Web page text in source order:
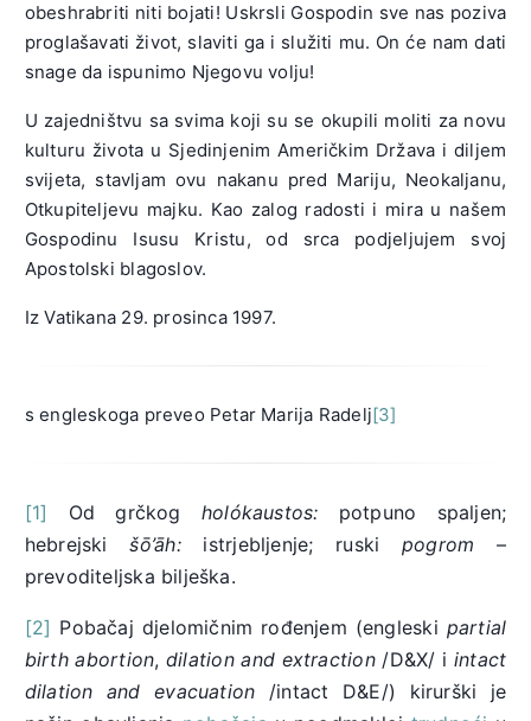
obeshrabriti niti bojati! Uskrsli Gospodin sve nas poziva
proglašavati život, slaviti ga i služiti mu. On će nam dati
snage da ispunimo Njegovu volju!
U zajedništvu sa svima koji su se okupili moliti za novu
kulturu života u Sjedinjenim Američkim Država i diljem
svijeta, stavljam ovu nakanu pred Mariju, Neokaljanu,
Otkupiteljevu majku. Kao zalog radosti i mira u našem
Gospodinu Isusu Kristu, od srca podjeljujem svoj
Apostolski blagoslov.
Iz Vatikana 29. prosinca 1997.
s engleskoga preveo Petar Marija Radelj[3]
[1] Od grčkog holókaustos: potpuno spaljen;
hebrejskišō’āh:istrjebljenje; ruski pogrom –
prevoditeljska bilješka.
[2] Pobačaj djelomičnim rođenjem (engleski partial
birth abortion,dilation and extraction/D&X/ i intact
dilation and evacuation /intact D&E/) kirurški je